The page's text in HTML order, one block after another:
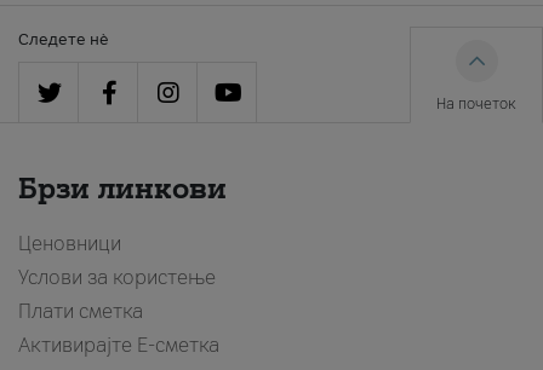
Следете нè
На почеток
Брзи линкови
Ценовници
Услови за користење
Плати сметка
Активирајте Е-сметка